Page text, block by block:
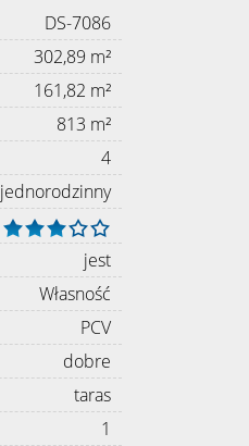
DS-7086
302,89 m²
161,82 m²
813 m²
4
jednorodzinny
jest
Własność
PCV
dobre
taras
1